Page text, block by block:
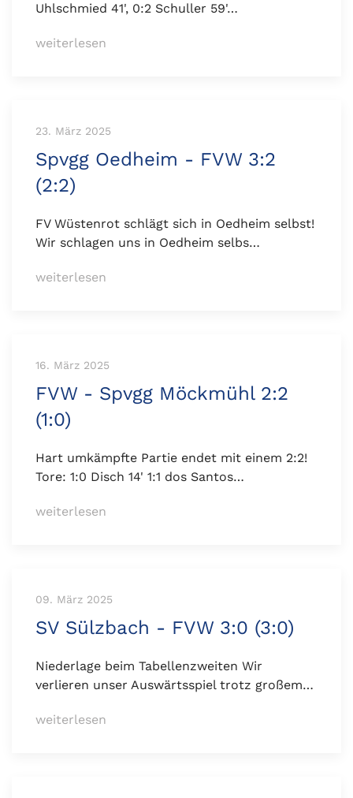
Uhlschmied 41', 0:2 Schuller 59'…
weiterlesen
23. März 2025
Spvgg Oedheim - FVW 3:2
(2:2)
FV Wüstenrot schlägt sich in Oedheim selbst!
Wir schlagen uns in Oedheim selbs…
weiterlesen
16. März 2025
FVW - Spvgg Möckmühl 2:2
(1:0)
Hart umkämpfte Partie endet mit einem 2:2!
Tore: 1:0 Disch 14' 1:1 dos Santos…
weiterlesen
09. März 2025
SV Sülzbach - FVW 3:0 (3:0)
Niederlage beim Tabellenzweiten Wir
verlieren unser Auswärtsspiel trotz großem…
weiterlesen